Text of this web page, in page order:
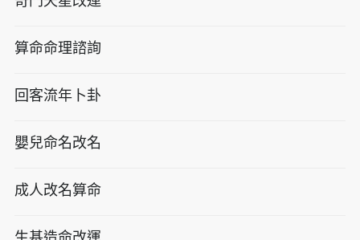
算命命理諮詢
回客流年卜卦
嬰兒命名改名
成人改名算命